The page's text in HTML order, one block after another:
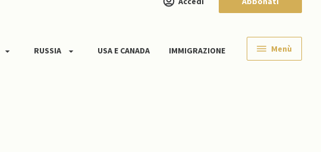
RUSSIA USA E CANADA IMMIGRAZIONE Menù